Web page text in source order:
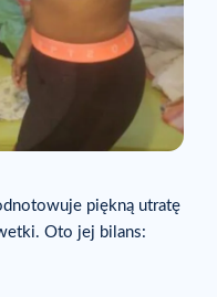
piękną utratę
Oto jej bilans: